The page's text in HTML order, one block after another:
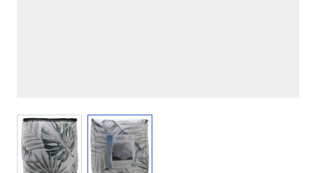
View larger imageView larger image